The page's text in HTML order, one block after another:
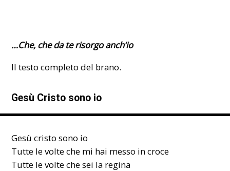
…Che, che da te risorgo anch’io
Il testo completo del brano.
Gesù Cristo sono io
Gesù cristo sono io
Tutte le volte che mi hai messo in croce
Tutte le volte che sei la regina